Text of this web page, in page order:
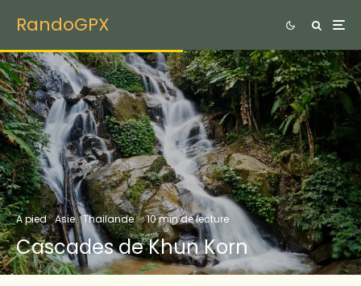
RandoGPX
A pied Asie Thailande · 10 min de lecture
Cascades de Khun Korn